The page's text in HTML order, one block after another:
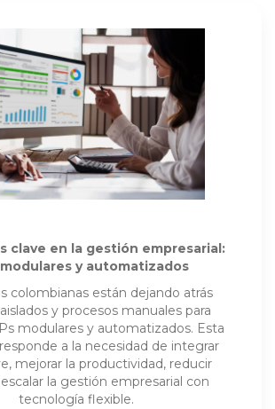
clave en la gestión empresarial:
modulares y automatizados
colombianas están dejando atrás
y procesos manuales para
modulares y automatizados. Esta
a la necesidad de integrar
mejorar la productividad, reducir
la gestión empresarial con
tecnología flexible.